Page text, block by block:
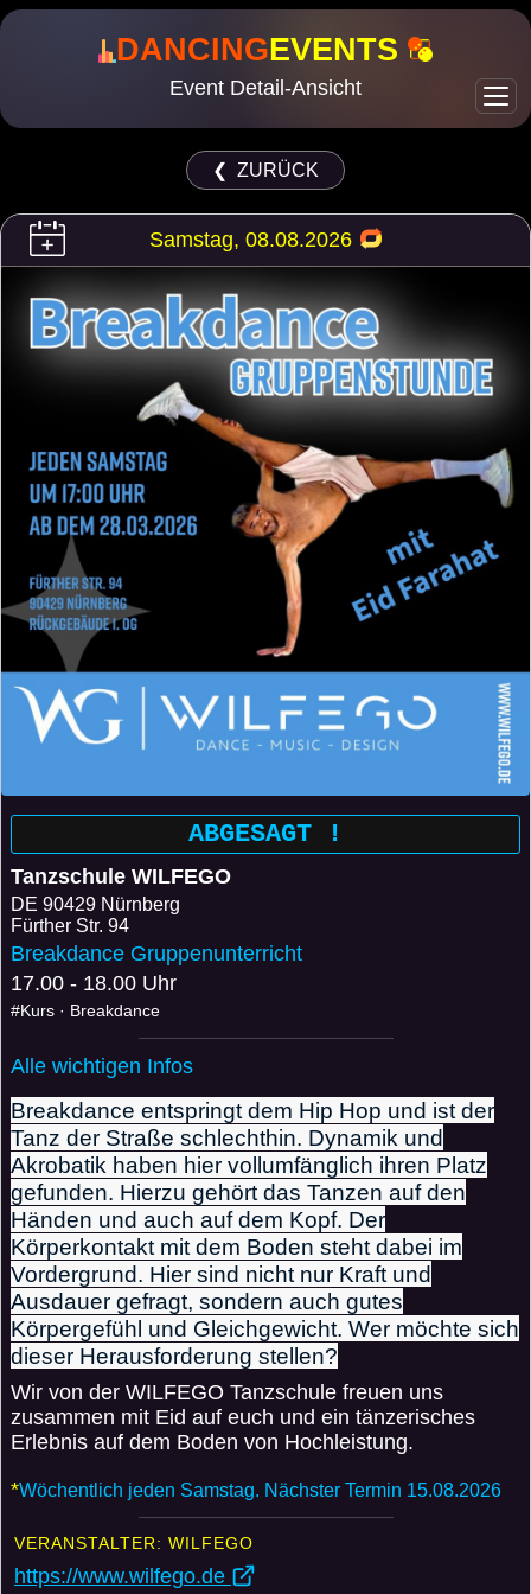
DANCINGEVENTS
Event Detail-Ansicht
❮ ZURÜCK
Samstag, 08.08.2026
ABGESAGT !
Tanzschule WILFEGO
DE 90429 Nürnberg
Fürther Str. 94
Breakdance Gruppenunterricht
17.00 - 18.00 Uhr
#Kurs · Breakdance
Alle wichtigen Infos
Breakdance entspringt dem Hip Hop und ist der
Tanz der Straße schlechthin. Dynamik und
Akrobatik haben hier vollumfänglich ihren Platz
gefunden. Hierzu gehört das Tanzen auf den
Händen und auch auf dem Kopf. Der
Körperkontakt mit dem Boden steht dabei im
Vordergrund. Hier sind nicht nur Kraft und
Ausdauer gefragt, sondern auch gutes
Körpergefühl und Gleichgewicht. Wer möchte sich
dieser Herausforderung stellen?
Wir von der WILFEGO Tanzschule freuen uns
zusammen mit Eid auf euch und ein tänzerisches
Erlebnis auf dem Boden von Hochleistung.
*Wöchentlich jeden Samstag. Nächster Termin 15.08.2026
VERANSTALTER: WILFEGO
https://www.wilfego.de